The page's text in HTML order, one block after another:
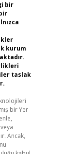
bir
kurum
taslak
bir Yer
Ancak,